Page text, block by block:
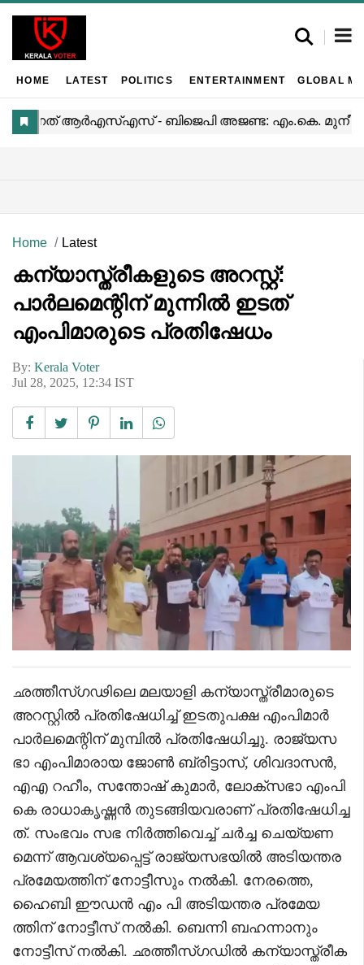
HOME LATEST POLITICS ENTERTAINMENT GLOBAL
Home Latest
കന്യാസ്ത്രീകളുടെ അറസ്റ്റ്:
പാർലമെന്റിന് മുന്നിൽ ഇടത്
എംപിമാരുടെ പ്രതിഷേധം
By: Kerala Voter
Jul 28, 2025, 12:34 IST
ഛത്തീസ്ഗഢിലെ മലയാളി കന്യാസ്ത്രീമാരുടെ
അറസ്റ്റിൽ പ്രതിഷേധിച്ച് ഇടതുപക്ഷ എംപിമാർ
പാർലമെന്റിന് മുമ്പിൽ പ്രതിഷേധിച്ചു. രാജ്യസ
ഭാ എംപിമാരായ ജോൺ ബ്രിട്ടാസ്, ശിവദാസൻ,
എഎ റഹീം, സന്തോഷ് കുമാർ, ലോക്‌സഭാ എംപി
കെ രാധാകൃഷ്ണൻ തുടങ്ങിയവരാണ് പ്രതിഷേധിച്ച
ത്. സംഭവം സഭ നിർത്തിവെച്ച് ചർച്ച ചെയ്യണ
മെന്ന് ആവശ്യപ്പെട്ട് രാജ്യസഭയിൽ അടിയന്തര
പ്രമേയത്തിന് നോട്ടീസും നൽകി. നേരത്തെ,
ഹൈബി ഈഡൻ എം പി അടിയന്തര പ്രമേയ
ത്തിന് നോട്ടീസ് നൽകി. ബെന്നി ബഹന്നാനും
നോട്ടീസ് നൽകി. ഛത്തീസ്ഗഡിൽ കന്യാസ്ത്രീക